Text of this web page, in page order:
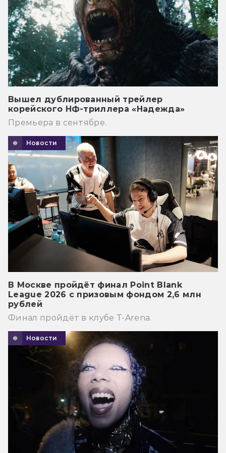
Вышел дублированный трейлер
корейского НФ-триллера «Надежда»
Премьера в сентябре.
Новости
В Москве пройдёт финал Point Blank
League 2026 с призовым фондом 2,6 млн
рублей
Финал пройдёт в клубе T-Arena.
Новости